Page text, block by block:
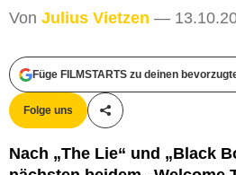
Von Julius Vietzen —
Füge FILMSTARTS zu deinen
Folge uns
Teile diesen Artikel
Nach „The Lie“ und „Black